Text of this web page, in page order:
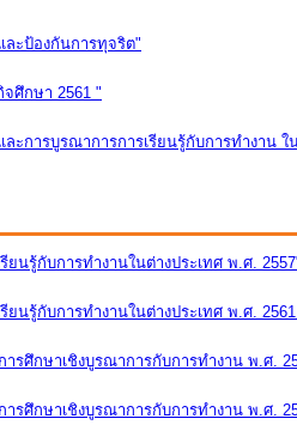
ละป้องกันการทุจริต"
ศึกษา 2561 "
การบูรณาการการเรียนรู้กับการทำงาน ใ
นรู้กับการทำงานในต่างประเทศ พ.ศ.
นรู้กับการทำงานในต่างประเทศ พ.ศ.
รศึกษาเชิงบูรณาการกับการทำงาน พ.ศ.
รศึกษาเชิงบูรณาการกับการทำงาน พ.ศ.